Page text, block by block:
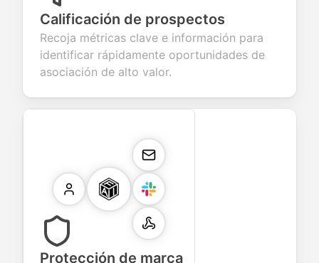
Calificación de prospectos
Recoja métricas clave e información para
identificar rápidamente oportunidades de
asociación de alto valor.
Protección de marca